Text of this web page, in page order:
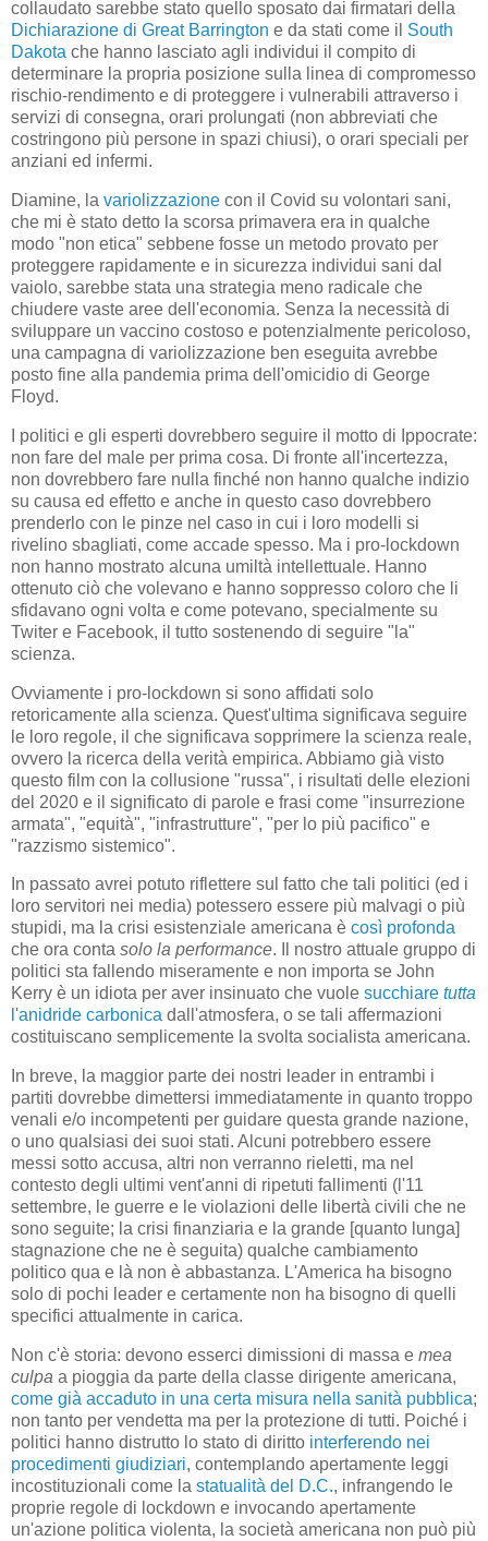
collaudato sarebbe stato quello sposato dai firmatari della
Dichiarazione di Great Barrington e da stati come il South
Dakota che hanno lasciato agli individui il compito di
determinare la propria posizione sulla linea di compromesso
rischio-rendimento e di proteggere i vulnerabili attraverso i
servizi di consegna, orari prolungati (non abbreviati che
costringono più persone in spazi chiusi), o orari speciali per
anziani ed infermi.
Diamine, la variolizzazione con il Covid su volontari sani,
che mi è stato detto la scorsa primavera era in qualche
modo "non etica" sebbene fosse un metodo provato per
proteggere rapidamente e in sicurezza individui sani dal
vaiolo, sarebbe stata una strategia meno radicale che
chiudere vaste aree dell'economia. Senza la necessità di
sviluppare un vaccino costoso e potenzialmente pericoloso,
una campagna di variolizzazione ben eseguita avrebbe
posto fine alla pandemia prima dell'omicidio di George
Floyd.
I politici e gli esperti dovrebbero seguire il motto di Ippocrate:
non fare del male per prima cosa. Di fronte all'incertezza,
non dovrebbero fare nulla finché non hanno qualche indizio
su causa ed effetto e anche in questo caso dovrebbero
prenderlo con le pinze nel caso in cui i loro modelli si
rivelino sbagliati, come accade spesso. Ma i pro-lockdown
non hanno mostrato alcuna umiltà intellettuale. Hanno
ottenuto ciò che volevano e hanno soppresso coloro che li
sfidavano ogni volta e come potevano, specialmente su
Twiter e Facebook, il tutto sostenendo di seguire "la"
scienza.
Ovviamente i pro-lockdown si sono affidati solo
retoricamente alla scienza. Quest'ultima significava seguire
le loro regole, il che significava sopprimere la scienza reale,
ovvero la ricerca della verità empirica. Abbiamo già visto
questo film con la collusione "russa", i risultati delle elezioni
del 2020 e il significato di parole e frasi come "insurrezione
armata", "equità", "infrastrutture", "per lo più pacifico" e
"razzismo sistemico".
In passato avrei potuto riflettere sul fatto che tali politici (ed i
loro servitori nei media) potessero essere più malvagi o più
stupidi, ma la crisi esistenziale americana è così profonda
che ora conta solo la performance. Il nostro attuale gruppo di
politici sta fallendo miseramente e non importa se John
Kerry è un idiota per aver insinuato che vuole succhiare tutta
l'anidride carbonica dall'atmosfera, o se tali affermazioni
costituiscano semplicemente la svolta socialista americana.
In breve, la maggior parte dei nostri leader in entrambi i
partiti dovrebbe dimettersi immediatamente in quanto troppo
venali e/o incompetenti per guidare questa grande nazione,
o uno qualsiasi dei suoi stati. Alcuni potrebbero essere
messi sotto accusa, altri non verranno rieletti, ma nel
contesto degli ultimi vent'anni di ripetuti fallimenti (l'11
settembre, le guerre e le violazioni delle libertà civili che ne
sono seguite; la crisi finanziaria e la grande [quanto lunga]
stagnazione che ne è seguita) qualche cambiamento
politico qua e là non è abbastanza. L'America ha bisogno
solo di pochi leader e certamente non ha bisogno di quelli
specifici attualmente in carica.
Non c'è storia: devono esserci dimissioni di massa e mea
culpa a pioggia da parte della classe dirigente americana,
come già accaduto in una certa misura nella sanità pubblica;
non tanto per vendetta ma per la protezione di tutti. Poiché i
politici hanno distrutto lo stato di diritto interferendo nei
procedimenti giudiziari, contemplando apertamente leggi
incostituzionali come la statualità del D.C., infrangendo le
proprie regole di lockdown e invocando apertamente
un'azione politica violenta, la società americana non può più